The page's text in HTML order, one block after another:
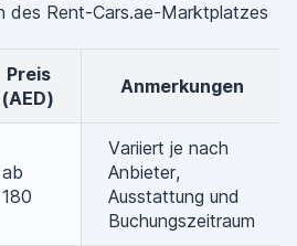
des Rent-Cars.ae-Marktplatzes
Preis
(AED)
Anmerkungen
ab
180
Variiert je nach
Anbieter,
Ausstattung und
Buchungszeitraum